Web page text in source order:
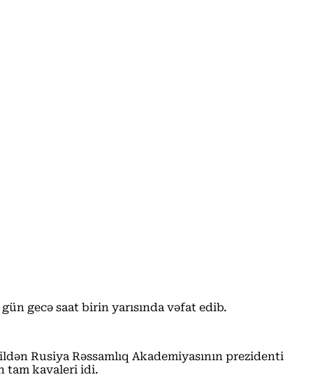
gecə saat birin yarısında vəfat edib.
Rusiya Rəssamlıq Akademiyasının prezidenti
tam kavaleri idi.